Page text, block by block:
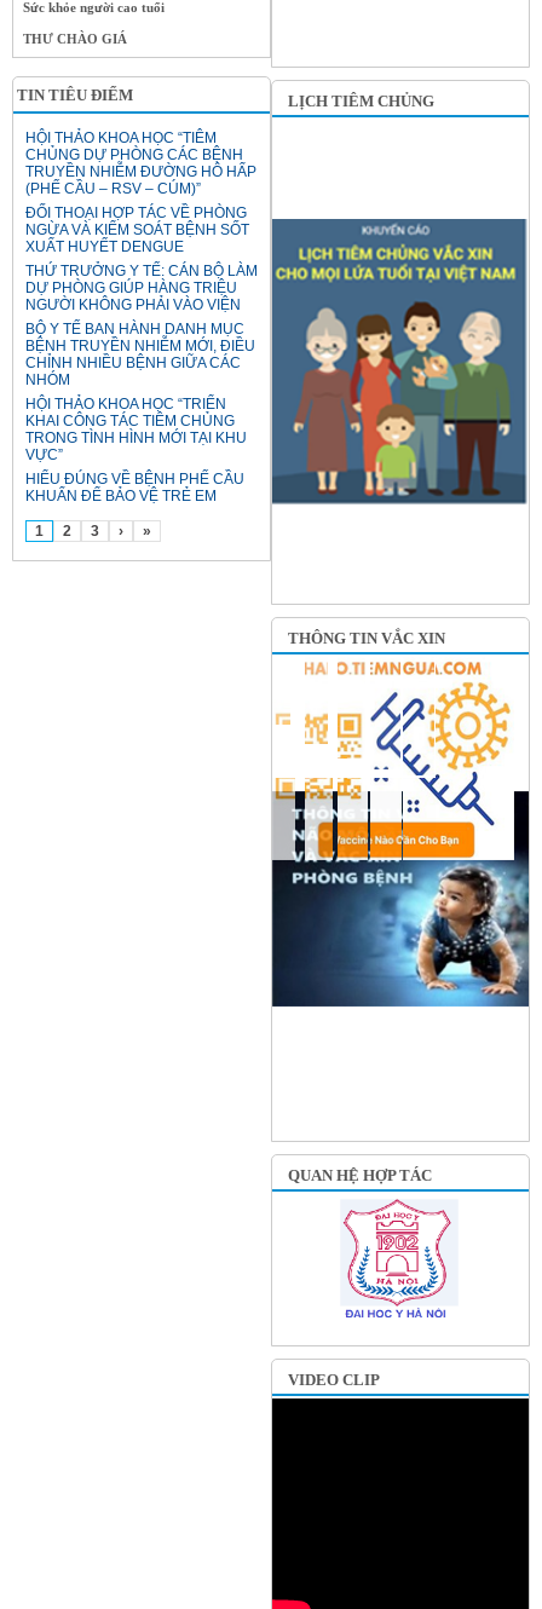
Sức khỏe người cao tuổi
THƯ CHÀO GIÁ
TIN TIÊU ĐIỂM
HỘI THẢO KHOA HỌC “TIÊM
CHỦNG DỰ PHÒNG CÁC BỆNH
TRUYỀN NHIỄM ĐƯỜNG HÔ HẤP
(PHẾ CẦU – RSV – CÚM)”
ĐỐI THOẠI HỢP TÁC VỀ PHÒNG
NGỪA VÀ KIỂM SOÁT BỆNH SỐT
XUẤT HUYẾT DENGUE
THỨ TRƯỞNG Y TẾ: CÁN BỘ LÀM
DỰ PHÒNG GIÚP HÀNG TRIỆU
NGƯỜI KHÔNG PHẢI VÀO VIỆN
BỘ Y TẾ BAN HÀNH DANH MỤC
BỆNH TRUYỀN NHIỄM MỚI, ĐIỀU
CHỈNH NHIỀU BỆNH GIỮA CÁC
NHÓM
HỘI THẢO KHOA HỌC “TRIỂN
KHAI CÔNG TÁC TIÊM CHỦNG
TRONG TÌNH HÌNH MỚI TẠI KHU
VỰC”
HIỂU ĐÚNG VỀ BỆNH PHẾ CẦU
KHUẨN ĐỂ BẢO VỆ TRẺ EM
1 2 3 › »
LỊCH TIÊM CHỦNG
THÔNG TIN VẮC XIN
QUAN HỆ HỢP TÁC
VIDEO CLIP